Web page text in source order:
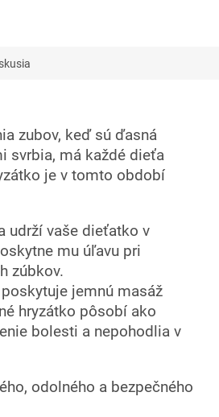
zubov, keď sú ďasná
svrbia, má každé dieťa
je v tomto období
udrží vaše dieťatko v
mu úľavu pri
zúbkov.
jemnú masáž
hryzátko pôsobí ako
bolesti a nepohodlia v
odolného a bezpečného